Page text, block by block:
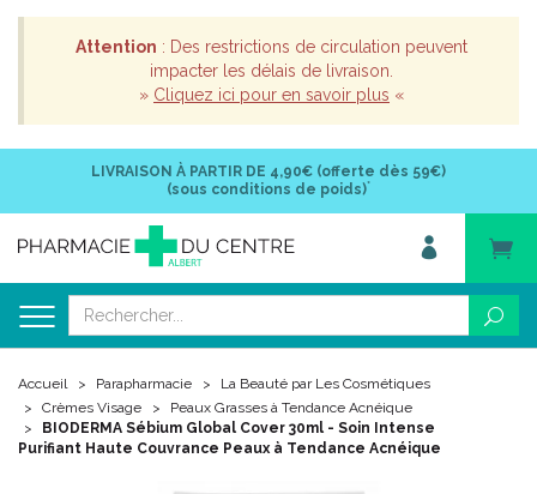
Attention : Des restrictions de circulation peuvent
impacter les délais de livraison.
» Cliquez ici pour en savoir plus «
LIVRAISON À PARTIR DE 4,90€ (offerte dès 59€)
(sous conditions de poids)*
Accueil Parapharmacie
La Beauté par Les Cosmétiques
Crèmes Visage
Peaux Grasses à Tendance Acnéique
BIODERMA Sébium Global Cover 30ml - Soin Intense
Purifiant Haute Couvrance Peaux à Tendance Acnéique